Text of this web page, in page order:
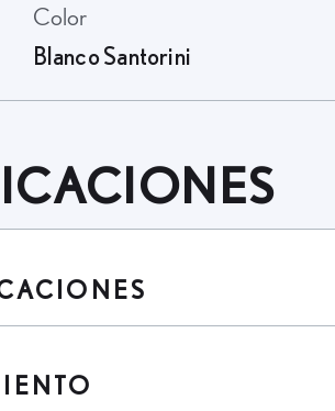
Color
Blanco Santorini